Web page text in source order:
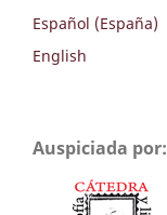
Español (España)
English
Auspiciada por: